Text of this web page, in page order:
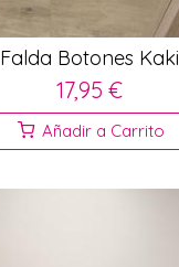
Falda Botones Kaki
17,95 €
Añadir a Carrito